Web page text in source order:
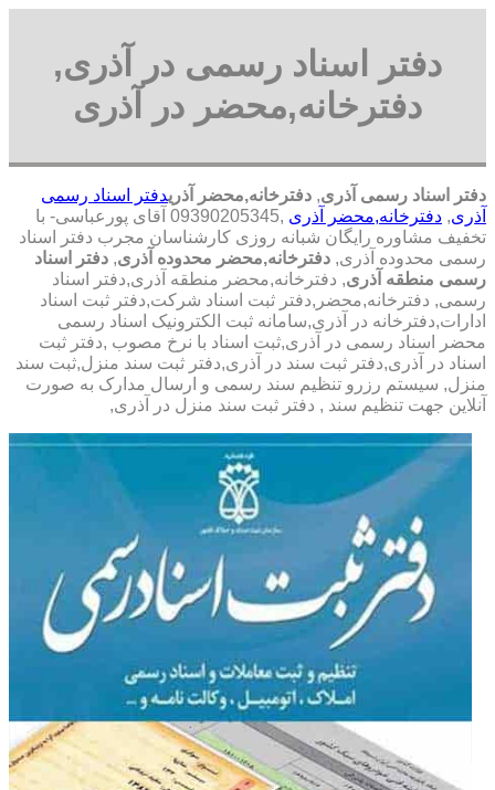
دفتر اسناد رسمی در آذری,
دفترخانه,محضر در آذری
دفتر اسناد رسمی آذری, دفترخانه,محضر آذریدفتر اسناد رسمی
آذری, دفترخانه,محضر آذری
,09390205345 آقای پورعباسی- با
تخفیف مشاوره رايگان شبانه روزی کارشناسان مجرب دفتر اسناد
رسمی محدوده آذری, دفترخانه,محضر محدوده آذری, دفتر اسناد
رسمی منطقه آذری, دفترخانه,محضر منطقه آذری,دفتر اسناد
رسمی, دفترخانه,محضر,دفتر ثبت اسناد شرکت,دفتر ثبت اسناد
ادارات,دفترخانه در آذری,سامانه ثبت الکترونیک اسناد رسمی
محضر اسناد رسمی در آذری,ثبت اسناد با نرخ مصوب ,دفتر ثبت
اسناد در آذری,دفتر ثبت سند در آذری,دفتر ثبت سند منزل,ثبت سند
منزل, سیستم رزرو تنظیم سند رسمی و ارسال مدارک به صورت
آنلاین جهت تنظیم سند , دفتر ثبت سند منزل در آذری,